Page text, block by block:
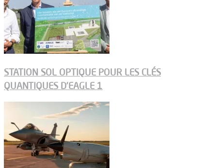
STATION SOL OPTIQUE POUR LES CLÉS
QUANTIQUES D’EAGLE 1